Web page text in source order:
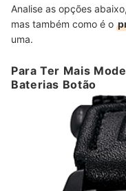
Analise as opções
mas também como é o
uma.
Para Ter Mais
Baterias Botão